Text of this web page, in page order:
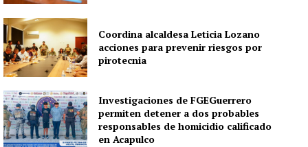
Coordina alcaldesa Leticia Lozano
acciones para prevenir riesgos por
pirotecnia
Investigaciones de FGEGuerrero
permiten detener a dos probables
responsables de homicidio calificado
en Acapulco